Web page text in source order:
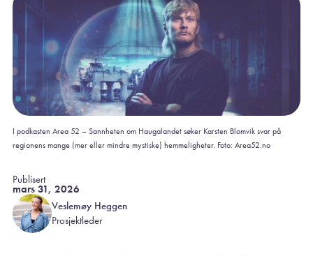
I podkasten Area 52 – Sannheten om Haugalandet søker Karsten Blomvik svar på
regionens mange (mer eller mindre mystiske) hemmeligheter. Foto: Area52.no
Publisert
mars 31, 2026
Veslemøy Heggen
Prosjektleder